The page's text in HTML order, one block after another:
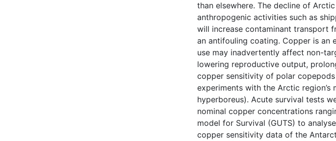
than elsewhere. The decline of
anthropogenic activities such as
will increase contaminant transport
an antifouling coating. Copper is an
use may inadvertently affect non-
lowering reproductive output,
copper sensitivity of polar
experiments with the Arctic region’s
hyperboreus). Acute survival tests
nominal copper concentrations
model for Survival (GUTS) to
copper sensitivity data of the